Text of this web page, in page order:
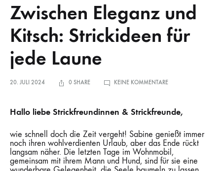
Zwischen Eleganz und
Kitsch: Strickideen für
jede Laune
20. JULI 2024 0 SHARE KEINE KOMMENTAREZU
STRICKIDEEN
LAUNE
Hallo liebe Strickfreundinnen & Strickfreunde,
wie schnell doch die Zeit vergeht! Sabine genießt immer
noch ihren wohlverdienten Urlaub, aber das Ende rückt
langsam näher. Die letzten Tage im Wohnmobil,
gemeinsam mit ihrem Mann und Hund, sind für sie eine